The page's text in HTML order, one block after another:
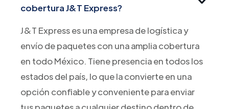
cobertura J&T Express?
J&T Express es una empresa de logística y
envío de paquetes con una amplia cobertura
en todo México. Tiene presencia en todos los
estados del país, lo que la convierte en una
opción confiable y conveniente para enviar